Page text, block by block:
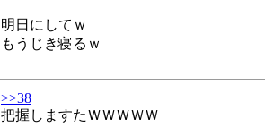
明日にしてｗ
もうじき寝るｗ
>>38
把握しますたＷＷＷＷＷ